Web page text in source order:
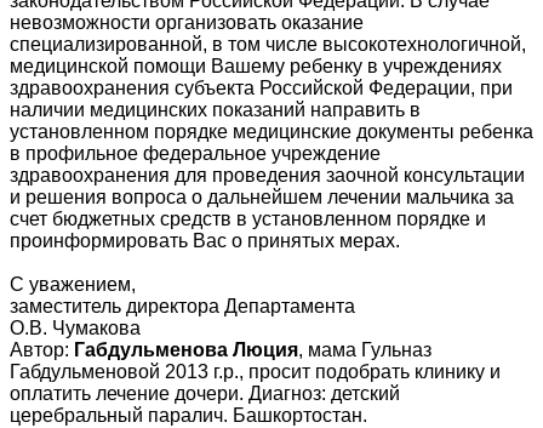
невозможности организовать оказание
специализированной, в том числе высокотехнологичной,
медицинской помощи Вашему ребенку в учреждениях
здравоохранения субъекта Российской Федерации, при
наличии медицинских показаний направить в
установленном порядке медицинские документы ребенка
в профильное федеральное учреждение
здравоохранения для проведения заочной консультации
и решения вопроса о дальнейшем лечении мальчика за
счет бюджетных средств в установленном порядке и
проинформировать Вас о принятых мерах.
С уважением,
заместитель директора Департамента
О.В. Чумакова
Автор: Габдульменова Люция, мама Гульназ
Габдульменовой 2013 г.р., просит подобрать клинику и
оплатить лечение дочери. Диагноз: детский
церебральный паралич. Башкортостан.